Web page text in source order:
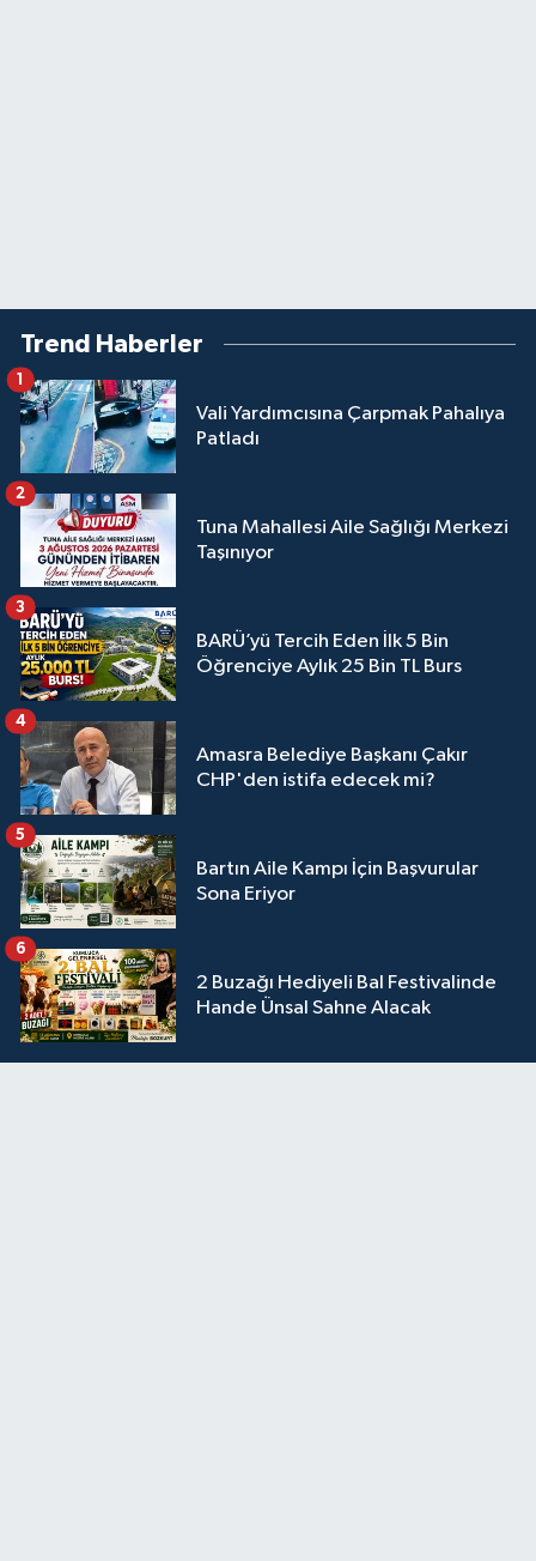
Trend Haberler
Vali Yardımcısına Çarpmak Pahalıya
Patladı
1
Tuna Mahallesi Aile Sağlığı Merkezi
Taşınıyor
2
BARÜ’yü Tercih Eden İlk 5 Bin
Öğrenciye Aylık 25 Bin TL Burs
3
Amasra Belediye Başkanı Çakır
CHP'den istifa edecek mi?
4
Bartın Aile Kampı İçin Başvurular
Sona Eriyor
5
2 Buzağı Hediyeli Bal Festivalinde
Hande Ünsal Sahne Alacak
6